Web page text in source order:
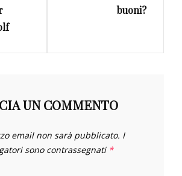
buoni?
UN COMMENTO
email non sarà pubblicato. I
sono contrassegnati *